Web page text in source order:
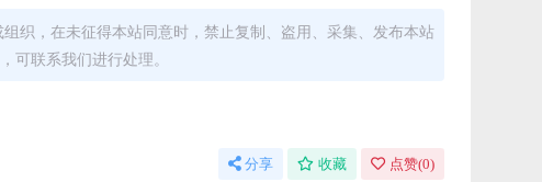
织，在未征得本站同意时，禁止复制、盗用、采集、发布本站
可联系我们进行处理。
分享 收藏 点赞(0)